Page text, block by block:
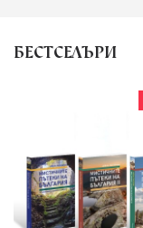
БЕСТСЕЛЪРИ